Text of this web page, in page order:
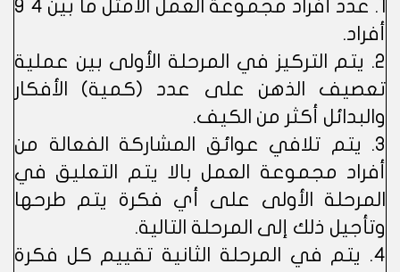
1. عدد أفراد مجموعة العمل الأمثل ما بين 4 9
أفراد.
2. يتم التركيز في المرحلة الأولى بين عملية
تعصيف الذهن على عدد (كمية) الأفكار
والبدائل أكثر من الكيف.
3. يتم تلافي عوائق المشاركة الفعالة من
أفراد مجموعة العمل بالا يتم التعليق في
المرحلة الأولى على أي فكرة يتم طرحها
وتأجيل ذلك إلى المرحلة التالية.
4. يتم في المرحلة الثانية تقييم كل فكرة